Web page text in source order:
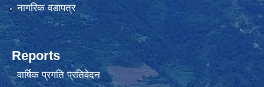
नागरिक वडापत्र
Reports
वार्षिक प्रगति प्रतिवेदन